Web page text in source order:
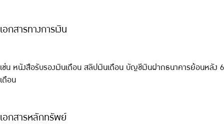
เอกสารทางการเงิน
เช่น หนังสือรับรองเงินเดือน สลิปเงินเดือน บัญชีเงินฝากธนาคารย้อนหลัง 6
เดือน
เอกสารหลักทรัพย์